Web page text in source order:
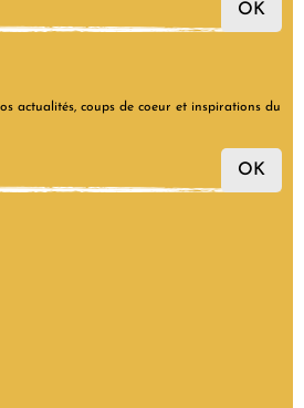
OK
actualités, coups de coeur et inspirations du
OK